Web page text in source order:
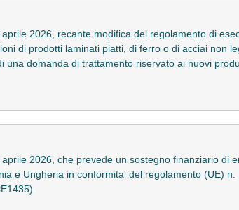
2026, recante modifica del regolamento di
di prodotti laminati piatti, di ferro o di acciai non
domanda di trattamento riservato ai nuovi
2026, che prevede un sostegno finanziario di
e Ungheria in conformita' del regolamento (UE)